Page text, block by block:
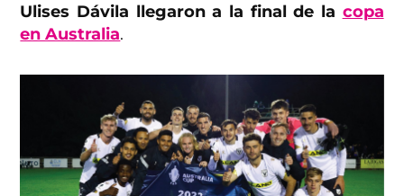
Ulises Dávila llegaron a la final de la copa
en Australia.